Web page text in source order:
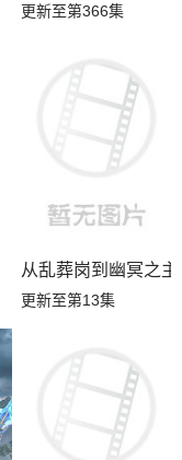
更新至第366集
从乱葬岗到幽冥之主
更新至第13集